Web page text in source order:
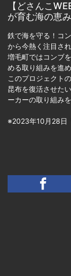
【どさんこ
が育む海の恵
鉄で海を守る！コ
から今熱く注目さ
増毛町ではコンブ
める取り組みを進め
このプロジェクト
昆布を復活させた
ーカーの取り組み
※2023年10月28日